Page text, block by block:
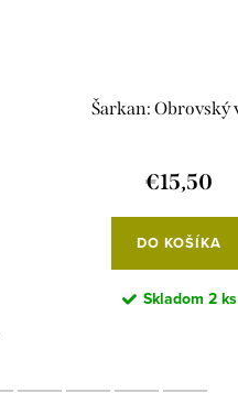
Šarkan: Obrovský
€15,50
DO KOŠÍKA
Skladom 2 ks